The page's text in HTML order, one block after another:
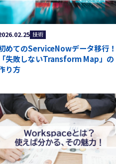
6340
平日
9時～18時
技術
めてのServiceNowデータ移行！
失敗しないTransform Map」の
り方